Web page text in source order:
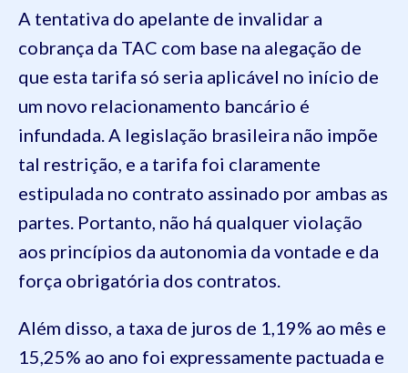
A tentativa do apelante de invalidar a
cobrança da TAC com base na alegação de
que esta tarifa só seria aplicável no início de
um novo relacionamento bancário é
infundada. A legislação brasileira não impõe
tal restrição, e a tarifa foi claramente
estipulada no contrato assinado por ambas as
partes. Portanto, não há qualquer violação
aos princípios da autonomia da vontade e da
força obrigatória dos contratos.
Além disso, a taxa de juros de 1,19% ao mês e
15,25% ao ano foi expressamente pactuada e